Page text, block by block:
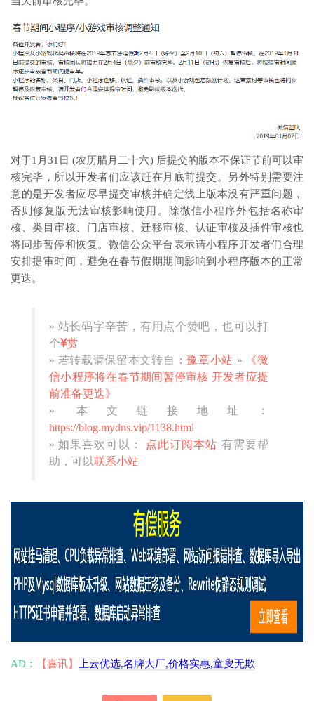
对于1月31日 (农历腊月二十六) 后提交的版本不保证节前可以审
核完毕，所以开发者们应该赶在月底前提交。另外特别需要注
意的是开发者应尽早提交审核并确定线上版本没有严重问题，
否则修复版无法审核影响使用。除微信小程序外包括名称审
核、类目审核、门店审核、迁移审核、认证审核及插件审核也
将同步暂停和恢复。微信公众平台表示请小程序开发者们合理
安排提审时间，避免在春节假期期间影响到小程序版本的正常
更迭。
» 站长码字辛苦，有用点个赞吧，也可以打
个 赏
» 若转载请保留本文转自：豫章小站 »
《微
信小程序将在春节期间暂停审核 开发者应提
前准备更迭》
» 本文链接地址：
https://blog.mydns.vip/1138.html
» 如果喜欢可以：
点此订阅本站 有需要帮
助，可以联系小站
AD： 【喜讯】 上云优选,名牌大厂,价格实惠,童叟无欺